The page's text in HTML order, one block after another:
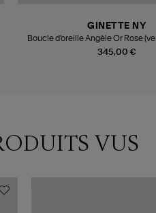
345,00 €
GINETTE NY
Boucle d'oreille Angèle Or Rose
VUS